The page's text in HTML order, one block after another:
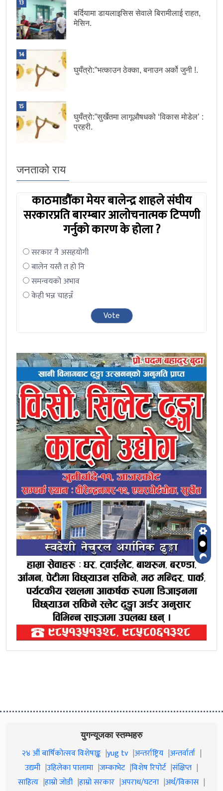
13
बर्दियामा डायलाइसिस सेवाले बिरामीलाई राहत,
मेसिन.
14
घुयँत्राे:”भत्काउन ठेक्का, बनाउन अर्को जुनी !.
15
घुयँत्राे:”सुर्खेतमा लागूऔषधको ‘विकास मोडेल’ :
प्रहरी.
जनताको राय
काठमाडौंका मेयर बालेन्द्र शाहले संघीय
सरकारप्रति बारम्बार आलोचनात्मक टिप्पणी
गर्नुको कारण के होला ?
सरकार नै असहयोगी
बालेन यस्तै त हो नि
समन्वयको अभाव
केही भन्न चाहन्नँ
युगन्यूजका स्तम्भहरु
२४ औं बार्षिकोत्सव विशेषाङ्क yug tv अन्तर्राष्ट्रिय अन्तर्वार्ता
उद्यमी उहिलेका पालामा जम्काभेट विशेष रिपोर्ट संक्षिप्त
साहित्य हाम्रो जाेडी हाम्रो सरकार अपराध/घटना अर्थ/विकास